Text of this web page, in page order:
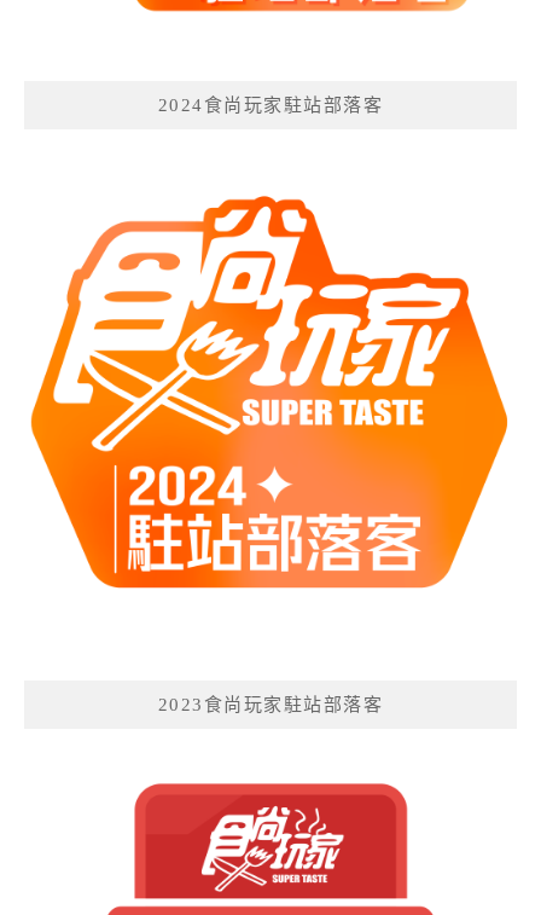
2024食尚玩家駐站部落客
2023食尚玩家駐站部落客